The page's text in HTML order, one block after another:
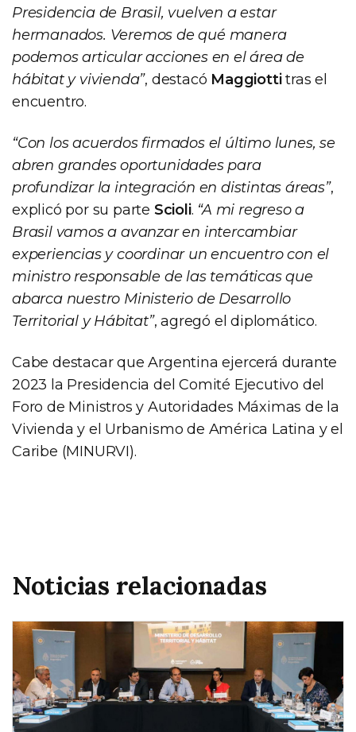
Presidencia de Brasil, vuelven a estar
hermanados. Veremos de qué manera
podemos articular acciones en el área de
hábitat y vivienda”, destacó Maggiottitras el
encuentro.
“Con los acuerdos firmados el último lunes, se
abren grandes oportunidades para
profundizar la integración en distintas áreas”,
explicó por su parte Scioli. “A mi regreso a
Brasil vamos a avanzar en intercambiar
experiencias y coordinar un encuentro con el
ministro responsable de las temáticas que
abarca nuestro Ministerio de Desarrollo
Territorial y Hábitat”, agregó el diplomático.
Cabe destacar que Argentina ejercerá durante
2023 la Presidencia del Comité Ejecutivo del
Foro de Ministros y Autoridades Máximas de la
Vivienda y el Urbanismo de América Latina y el
Caribe (MINURVI).
Noticias relacionadas